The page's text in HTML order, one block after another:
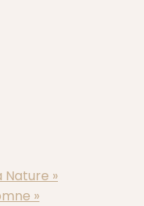
Nature »
»